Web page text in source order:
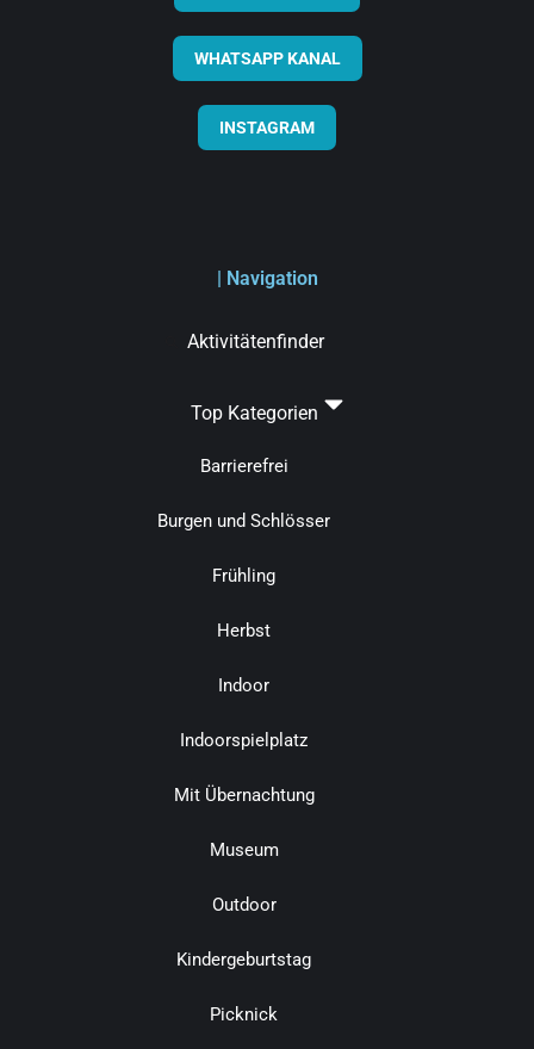
WHATSAPP KANAL
INSTAGRAM
| Navigation
Aktivitätenfinder
Top Kategorien
Barrierefrei
Burgen und Schlösser
Frühling
Herbst
Indoor
Indoorspielplatz
Mit Übernachtung
Museum
Outdoor
Kindergeburtstag
Picknick